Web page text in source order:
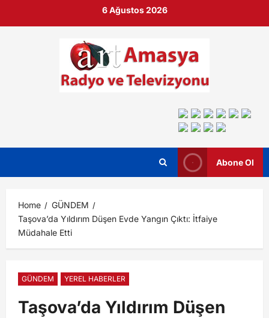
6 Ağustos 2026
Abone Ol
Home
GÜNDEM
Taşova’da Yıldırım Düşen Evde Yangın Çıktı: İtfaiye
Müdahale Etti
GÜNDEM YEREL HABERLER
Taşova’da Yıldırım Düşen